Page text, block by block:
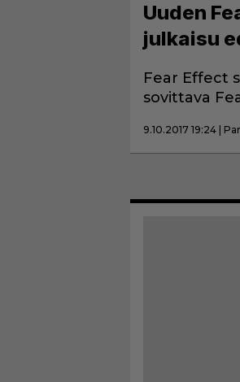
Uuden
julkaisu
Fear Effect
sovittava
9.10.2017 19:24 |